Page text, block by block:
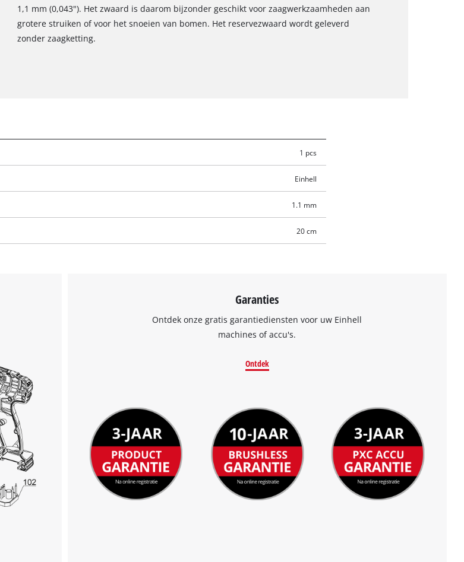
uw toestemming nodig om
content is not permitted to load due
that are not disclosed to the
The website owner needs to setup
with their CMP to add this content
to the list of technologies used.
by
Usercentrics Consent
Management Platform
1,1 mm (0,043"). Het zwaard is daarom bijzonder geschikt voor zaagwerkzaamheden aan
grotere struiken of voor het snoeien van bomen. Het reservezwaard wordt geleverd
zonder zaagketting.
1 pcs
Einhell
1.1 mm
20 cm
Garanties
Ontdek onze gratis garantiediensten voor uw Einhell
machines of accu's.
Ontdek